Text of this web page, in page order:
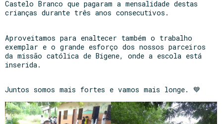
Castelo Branco que pagaram a mensalidade destas
crianças durante três anos consecutivos.
Aproveitamos para enaltecer também o trabalho
exemplar e o grande esforço dos nossos parceiros
da missão católica de Bigene, onde a escola está
inserida.
Juntos somos mais fortes e vamos mais longe. 💙